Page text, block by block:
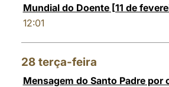
Mundial do Doente [11 de
12:01
28 terça-feira
Mensagem do Santo Padre por